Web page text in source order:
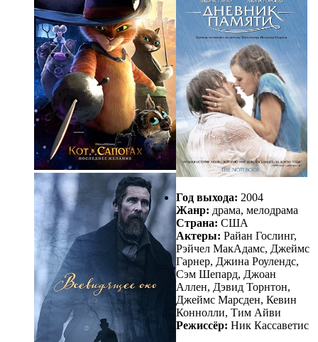
Год выхода: 2004
Жанр: драма, мелодрама
Страна: США
Актеры: Райан Гослинг,
Рэйчел МакАдамс, Джеймс
Гарнер, Джина Роулендс,
Сэм Шепард, Джоан
Аллен, Дэвид Торнтон,
Джеймс Марсден, Кевин
Коннолли, Тим Айви
Режиссёр: Ник Кассаветис